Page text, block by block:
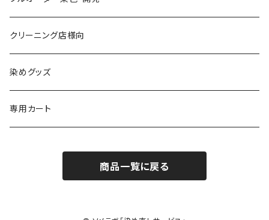
黒染め/Black
紺染め/Navy
綿90%以上+合成繊維
黒染め/Black
紺染め/Navy
綿素材+合成繊維10%以上
黒染め/Black
その他
濃紺染め/Navy
カラーマッチング
特殊染色
クリーニング店様向
染めグッズ
専用カート
商品一覧に戻る